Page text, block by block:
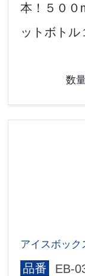
本！５００
ットボト
数
アイスボッ
品番 EB-